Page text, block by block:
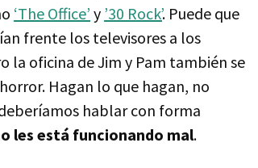
‘The Office’ y ’30 Rock’. Puede que
frente los televisores a los
la oficina de Jim y Pam también se
Hagan lo que hagan, no
hablar con forma
les está funcionando mal.